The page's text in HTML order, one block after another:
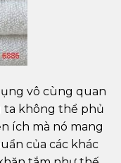
vô cùng quan
ta không thể phủ
ích mà nó mang
của các khác